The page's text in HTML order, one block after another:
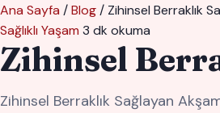
Ana Sayfa /Blog/ Zihinsel Berraklık
Sağlıklı Yaşam 3 dk okuma
Zihinsel
Zihinsel Berraklık Sağlayan